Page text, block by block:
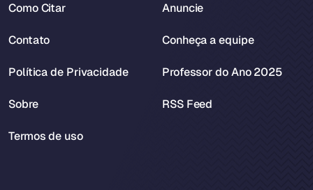
Como Citar
Contato
Política de Privacidade
Sobre
Termos de uso
Anuncie
Conheça a equipe
Professor do Ano 2025
RSS Feed